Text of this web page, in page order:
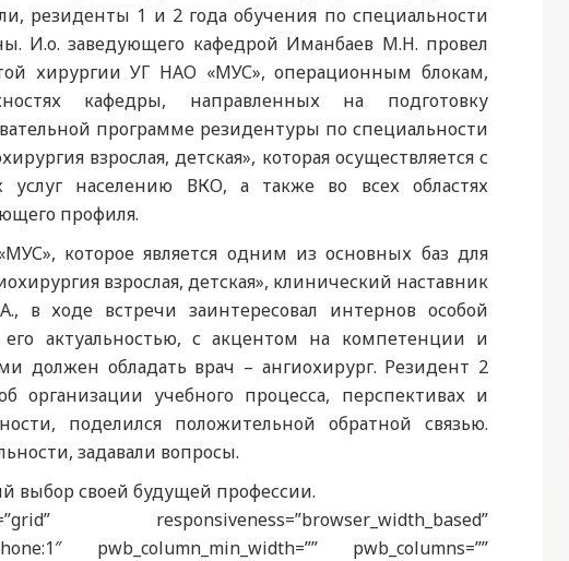
резиденты 1 и 2 года обучения по специальности
И.о. заведующего кафедрой Иманбаев М.Н. провел
хирургии УГ НАО «МУС», операционным блокам,
кафедры, направленных на подготовку
программе резидентуры по специальности
взрослая, детская», которая осуществляется с
населению ВКО, а также во всех областях
профиля.
которое является одним из основных баз для
взрослая, детская», клинический наставник
в ходе встречи заинтересовал интернов особой
актуальностью, с акцентом на компетенции и
должен обладать врач – ангиохирург. Резидент 2
организации учебного процесса, перспективах и
поделился положительной обратной связью.
задавали вопросы.
выбор своей будущей профессии.
pwb_column_min_width=”” pwb_columns=””